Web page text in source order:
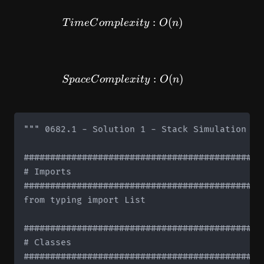
TimeComplexity: O(n)
T imeComplexity : O(n)
SpaceComplexity: O(n)
SpaceComplexity : O(n)
""" 0682.1 - Solution 1 - Stack Simulation
# Imports
from typing import List
# Classes